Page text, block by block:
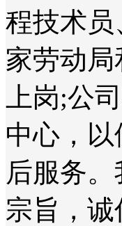
程技术
家劳动
上岗;公
中心，
后服务
宗旨，